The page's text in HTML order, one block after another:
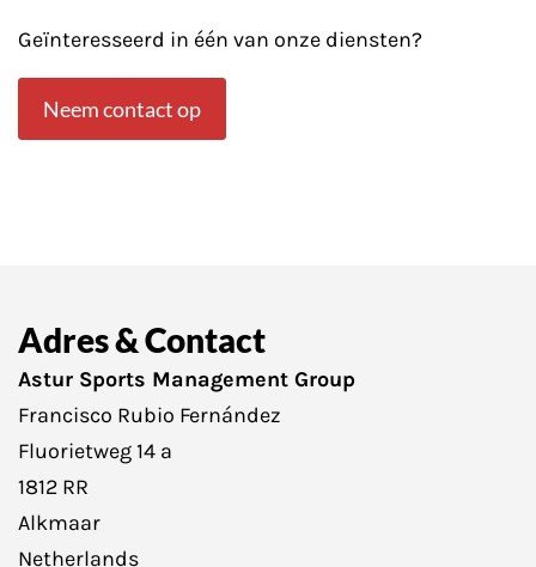
Spits
Geïnteresseerd in één van onze diensten?
Neem contact op
Adres & Contact
Astur Sports Management Group
Francisco Rubio Fernández
Fluorietweg 14 a
1812 RR
Alkmaar
Netherlands